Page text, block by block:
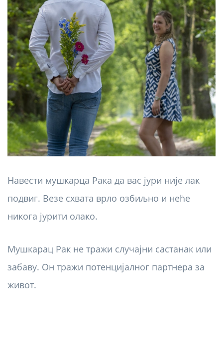
Навести мушкарца Рака да вас јури није лак
подвиг. Везе схвата врло озбиљно и неће
никога јурити олако.
Мушкарац Рак не тражи случајни састанак или
забаву. Он тражи потенцијалног партнера за
живот.